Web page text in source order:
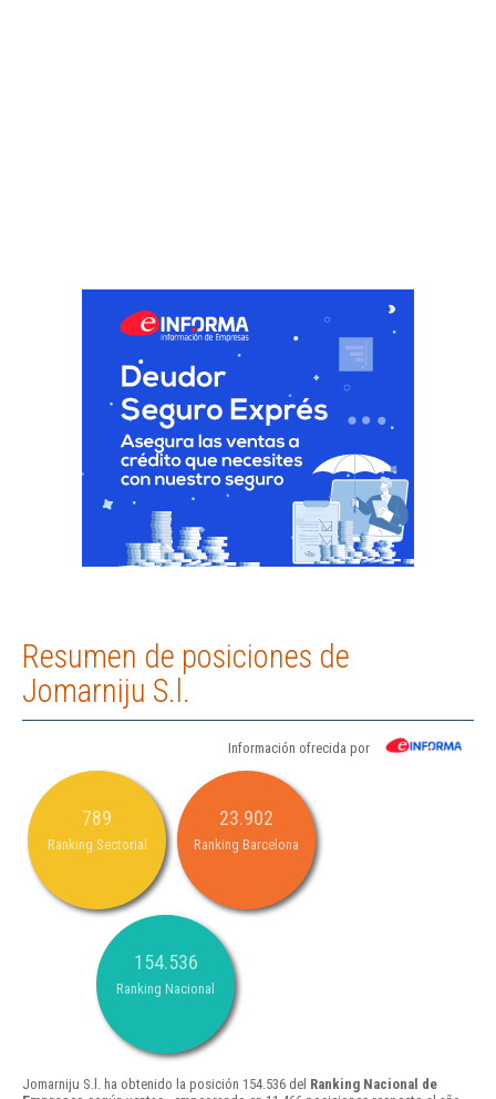
Resumen de posiciones de
Jomarniju S.l.
Información ofrecida por
789
Ranking Sectorial
23.902
Ranking Barcelona
154.536
Ranking Nacional
Jomarniju S.l. ha obtenido la posición 154.536 del Ranking Nacional de